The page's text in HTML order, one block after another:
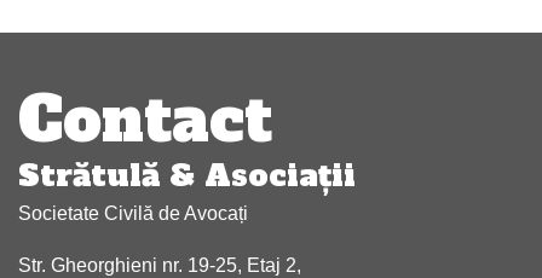
Navigare
articole
Contact
Strătulă & Asociaţii
Societate Civilă de Avocați
Str. Gheorghieni nr. 19-25, Etaj 2,